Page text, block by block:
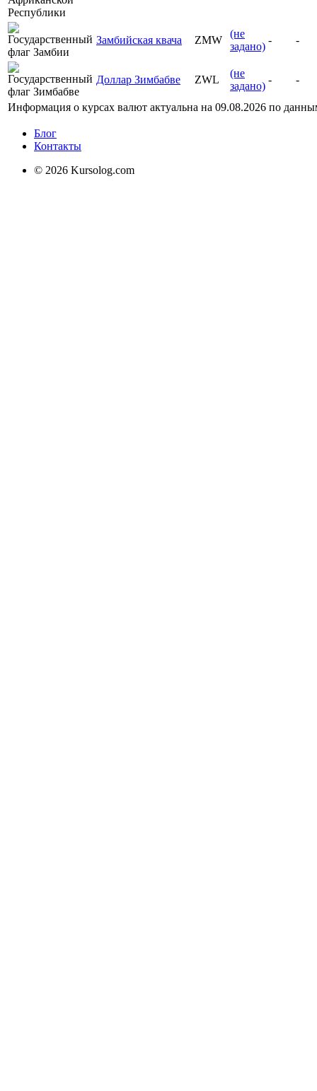
Замбийская квача ZMW
(не
задано)
- -
Доллар Зимбабве ZWL
(не
задано)
- -
Информация о курсах валют актуальна на 09.08.2026 по
Блог
Контакты
© 2026 Kursolog.com